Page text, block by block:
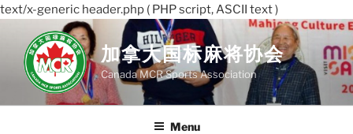
text/x-generic header.php ( PHP script, ASCII text )
content
加拿大国标麻将协会
Canada MCR Sports Association
Menu